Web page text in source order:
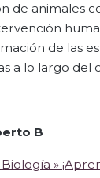
de animales
de las
a lo largo del
B
»